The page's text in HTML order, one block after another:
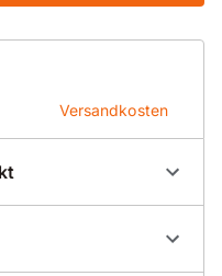
Versandkosten